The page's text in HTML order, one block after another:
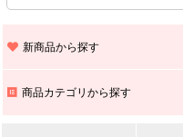
上記期間中のご注文・お問い
また､ 九州全域でお荷物のお届
新商品から探す
商品カテゴリから探す